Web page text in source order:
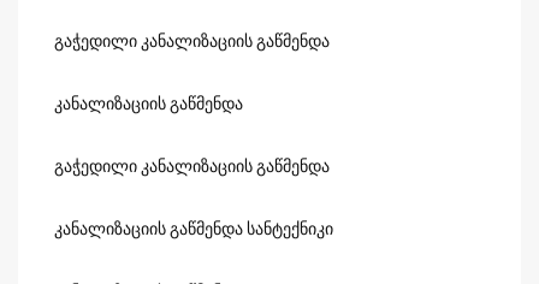
გაჭედილი კანალიზაციის გაწმენდა
კანალიზაციის გაწმენდა
გაჭედილი კანალიზაციის გაწმენდა
კანალიზაციის გაწმენდა სანტექნიკი